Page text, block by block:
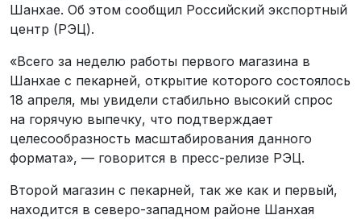
Шанхае. Об этом сообщил Российский экспортный
центр (РЭЦ).
«Всего за неделю работы первого магазина в
Шанхае с пекарней, открытие которого состоялось
18 апреля, мы увидели стабильно высокий спрос
на горячую выпечку, что подтверждает
целесообразность масштабирования данного
формата», — говорится в пресс-релизе РЭЦ.
Второй магазин с пекарней, так же как и первый,
находится в северо-западном районе Шанхая